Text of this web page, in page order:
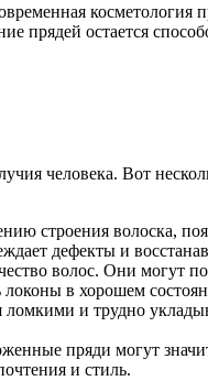
косметология
прядей остается
человека. Вот
строения волоска,
дефекты и
волос. Они могут
локоны в хорошем
и трудно
пряди могут
и стиль.